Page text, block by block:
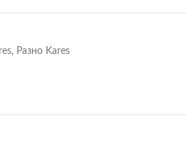
, Разно Kares